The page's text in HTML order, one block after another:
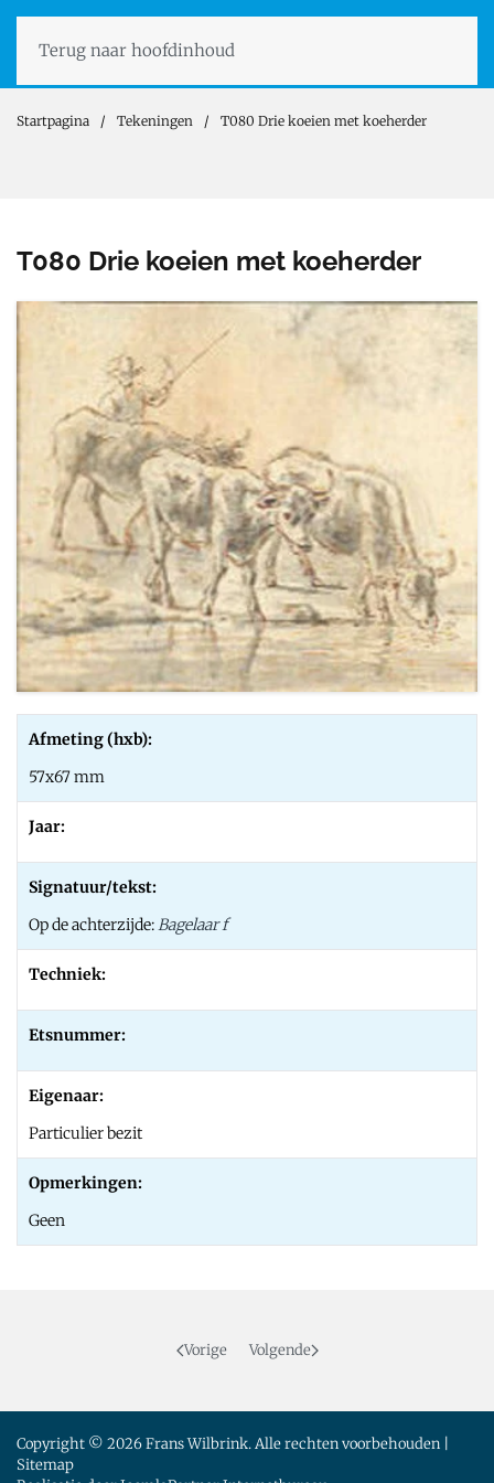
Terug naar hoofdinhoud
Startpagina Tekeningen T080 Drie koeien met koeherder
T080 Drie koeien met koeherder
Afmeting (hxb):
57x67 mm
Jaar:
Signatuur/tekst:
Op de achterzijde:Bagelaar f
Techniek:
Etsnummer:
Eigenaar:
Particulier bezit
Opmerkingen:
Geen
Vorige Volgende
Copyright © 2026 Frans Wilbrink. Alle rechten voorbehouden |
Sitemap